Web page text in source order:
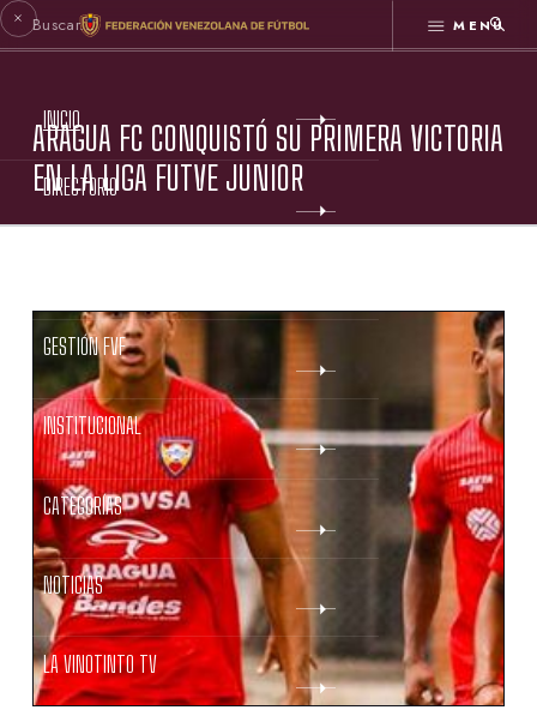
MENÚ
INICIO
DIRECTORIO
GESTIÓN FVF
INSTITUCIONAL
CATEGORÍAS
NOTICIAS
LA VINOTINTO TV
ARAGUA FC CONQUISTÓ SU PRIMERA VICTORIA
EN LA LIGA FUTVE JUNIOR